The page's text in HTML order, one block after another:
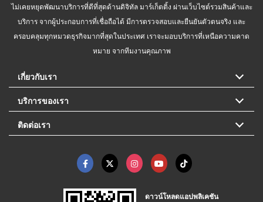
ไม่เคยหยุดพัฒนาบริการที่ดีที่สุดด้านดิจิทัล มาร์เก็ตติ้ง ผ่านเว็บไซต์รวมสินค้าและ
บริการ จากผู้ประกอบการที่เชื่อถือได้ มีการตรวจสอบและยืนยันตัวตนจริง และ
ครอบคลุมทุกหมวดธุรกิจมากที่สุดในประเทศ เราจะมอบบริการที่เหนือความคาด
หมาย จากทีมงานคุณภาพ
เกี่ยวกับเรา
บริการของเรา
ติดต่อเรา
ดาวน์โหลดแอปพลิเคชัน